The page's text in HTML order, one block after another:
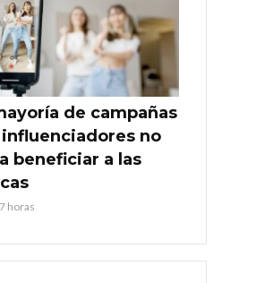
de campañas
no
beneficiar a las
horas